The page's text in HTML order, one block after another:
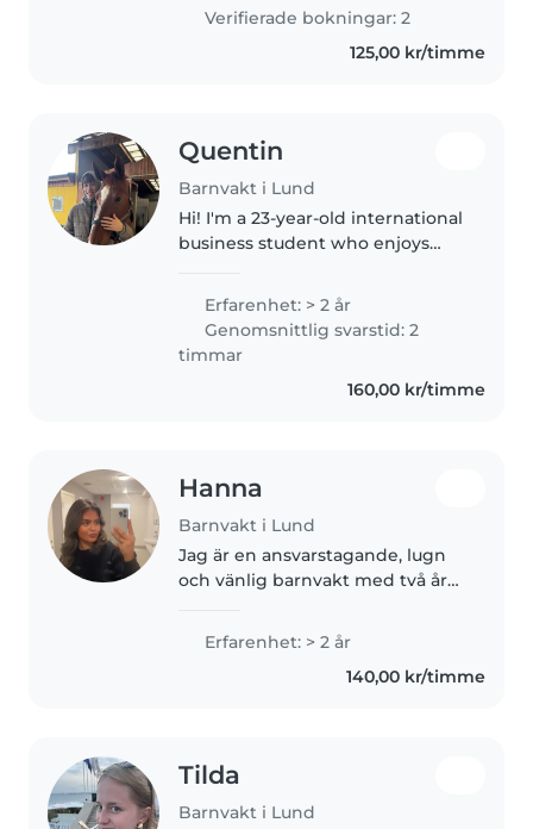
preschoolers. I'm comfortable
with pets, cooking, chores,..
Verifierade bokningar: 2
125,00 kr/timme
Quentin
Barnvakt i Lund
Hi! I'm a 23-year-old international
business student who enjoys
and working with people. I'm
responsible, calm, and
dependable with children. I'm
mainly..
Erfarenhet: > 2 år
Genomsnittlig svarstid: 2
timmar
160,00 kr/timme
Hanna
Barnvakt i Lund
Jag är en ansvarstagande, lugn
och vänlig barnvakt med två års
barn i olika åldrar, från småbarn
till tonåringar. Jag har erfarenhet
Erfarenhet: > 2 år
140,00 kr/timme
Tilda
Barnvakt i Lund